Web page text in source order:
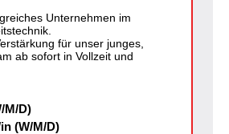
Unternehmen im
für unser junges,
ab sofort in Vollzeit und
M/D)
(W/M/D)